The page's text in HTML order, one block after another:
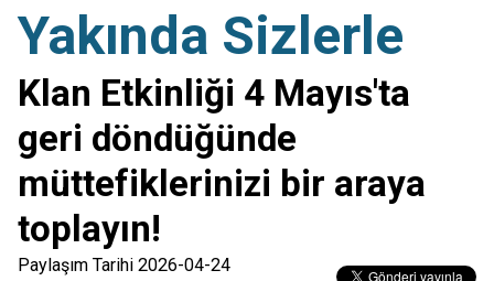
Yakında Sizlerle
Klan Etkinliği 4 Mayıs'ta
geri döndüğünde
müttefiklerinizi bir araya
toplayın!
Paylaşım Tarihi 2026-04-24